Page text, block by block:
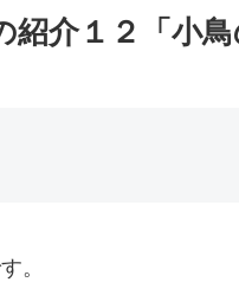
介１２「小鳥
。